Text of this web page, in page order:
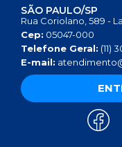
SÃO PAULO/SP
Rua Coriolano, 589 -
Cep: 05047-000
Telefone Geral: (11)
E-mail: